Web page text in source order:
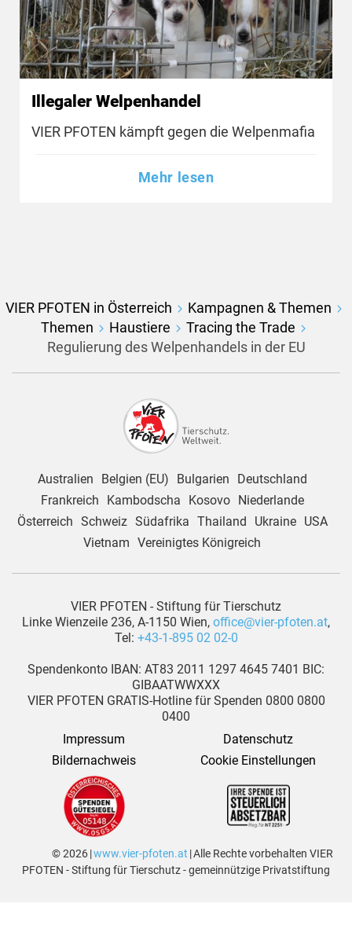
Illegaler Welpenhandel
VIER PFOTEN kämpft gegen die Welpenmafia
Mehr lesen
VIER PFOTEN in Österreich
Kampagnen & Themen
Themen
Haustiere
Tracing the Trade
Regulierung des Welpenhandels in der EU
Australien Belgien (EU) Bulgarien
Deutschland
Frankreich
Kambodscha Kosovo
Niederlande
Österreich Schweiz Südafrika Thailand Ukraine
USA
Vietnam Vereinigtes Königreich
VIER PFOTEN - Stiftung für Tierschutz
Linke Wienzeile 236, A-1150 Wien, office@vier-pfoten.at,
Tel: +43-1-895 02 02-0
Spendenkonto IBAN: AT83 2011 1297 4645 7401 BIC:
GIBAATWWXXX
VIER PFOTEN GRATIS-Hotline für Spenden 0800 0800
0400
Impressum
Datenschutz
Bildernachweis
Cookie Einstellungen
© 2026 |www.vier-pfoten.at | Alle Rechte vorbehalten VIER
PFOTEN - Stiftung für Tierschutz - gemeinnützige Privatstiftung